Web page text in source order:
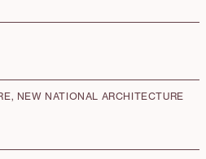
NEW NATIONAL ARCHITECTURE